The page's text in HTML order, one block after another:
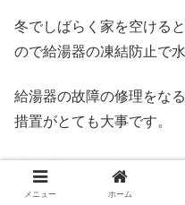
冬でしばらく家を空ける
ので給湯器の凍結防止で
給湯器の故障の修理をな
措置がとても大事です。
少し時間的に余裕がある
で下調べするのもおすすめ
メニュー ホーム